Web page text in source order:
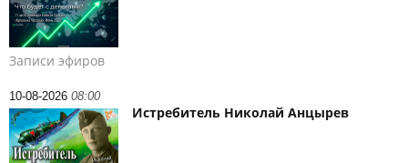
Записи эфиров
10-08-2026 08:00
Истребитель Николай Анцырев